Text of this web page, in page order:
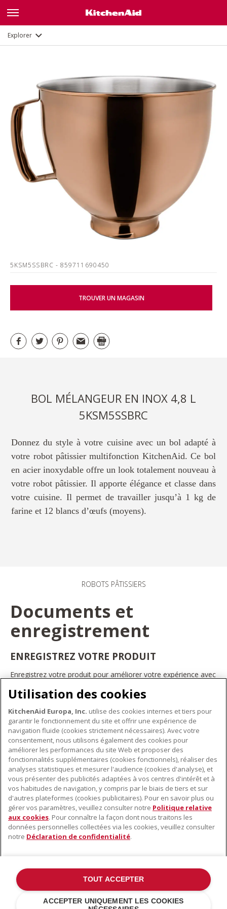
Explorer Description
5KSM5SSBRC - 859711690450
TROUVER UN MAGASIN
BOL MÉLANGEUR EN INOX 4,8 L
5KSM5SSBRC
Donnez du style à votre cuisine avec un bol adapté à
votre robot pâtissier multifonction KitchenAid. Ce bol
en acier inoxydable offre un look totalement nouveau à
votre robot pâtissier. Il apporte élégance et classe dans
votre cuisine. Il permet de travailler jusqu’à 1 kg de
farine et 12 blancs d’œufs (moyens).
ROBOTS PÂTISSIERS
Documents et
enregistrement
ENREGISTREZ VOTRE PRODUIT
Enregistrez votre produit pour améliorer votre expérience avec
bénéficier d'offres et de promotions exclusives, recevoir des
conseils et des astuces, et bien plus encore.
INSCRIVEZ-VOUS DÈS À PRÉSENT
À PROPOS DE KITCHENAID
À propos de KitchenAid
Histoire de la marque
Communiqués de presse
ODR
NOS PRODUITS
Petits électroménagers
Matériel de cuisine
Accessoires
SERVICE CLIENT
Trouver un magasin
©2022 Tous droits réservés. KitchenAid et la forme du robot pâtissier
Utilisation des cookies
KitchenAid Europa, Inc. utilise des cookies internes et tiers pour
garantir le fonctionnement du site et offrir une expérience de
navigation fluide (cookies strictement nécessaires). Avec votre
consentement, nous utilisons également des cookies pour
améliorer les performances du site Web et proposer des
fonctionnalités supplémentaires (cookies fonctionnels), réaliser des
analyses statistiques et mesurer l'audience (cookies d'analyse), et
vous présenter des publicités adaptées à vos centres d'intérêt et à
vos habitudes de navigation, y compris par le biais de tiers et sur
d'autres plateformes (cookies publicitaires). Pour en savoir plus ou
gérer vos paramètres, veuillez consulter notre Politique relative
aux cookies. Pour connaître la façon dont nous traitons les
données personnelles collectées via les cookies, veuillez consulter
notre Déclaration de confidentialité.
ACCEPTER UNIQUEMENT LES COOKIES
TOUT ACCEPTER